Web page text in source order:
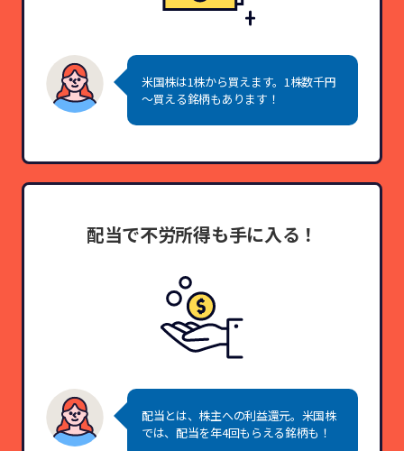
米国株は1株から買えます。1株数千円
～買える銘柄もあります！
配当で不労所得も手に入る！
配当とは、株主への利益還元。米国株
では、配当を年4回もらえる銘柄も！